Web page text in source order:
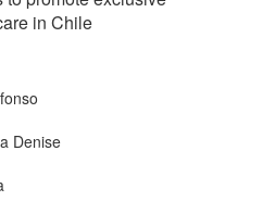
in Chile
Denise